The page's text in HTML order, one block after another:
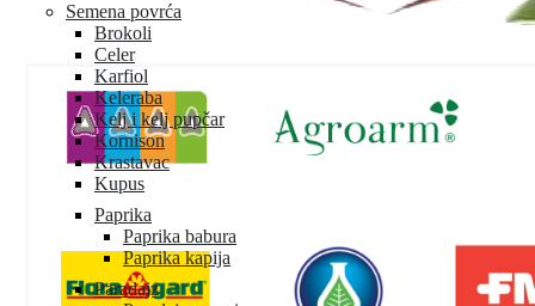
Semena povrća
Brokoli
Celer
Karfiol
Keleraba
Kelj i kelj pupčar
Kornison
Krastavac
Kupus
Paprika
Paprika babura
Paprika kapija
Paradajz